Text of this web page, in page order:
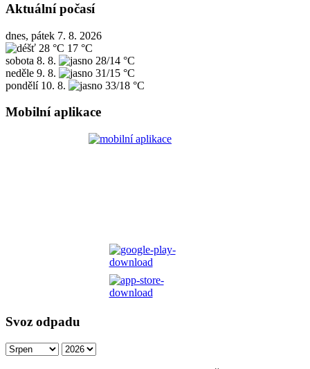
Aktuální počasí
dnes, pátek 7. 8. 2026
28 °C 17 °C
sobota 8. 8.
28/14 °C
neděle 9. 8.
31/15 °C
pondělí 10. 8. 33/18 °C
Mobilní aplikace
Svoz odpadu